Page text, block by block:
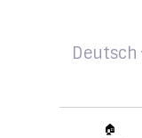
Deutsch
🏠